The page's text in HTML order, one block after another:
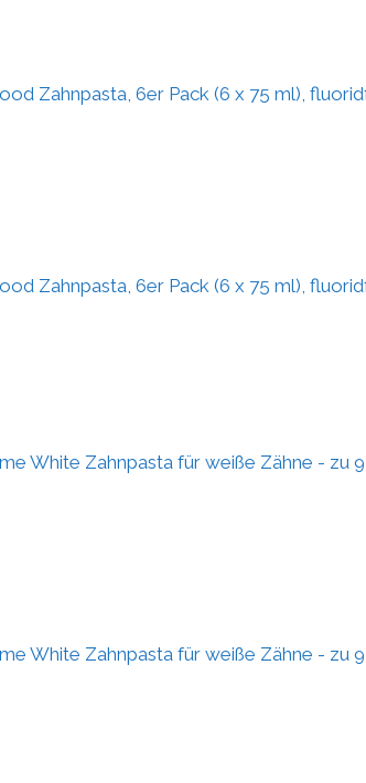
Zahnpasta, 6er Pack (6 x 75 ml),
Zahnpasta, 6er Pack (6 x 75 ml),
White Zahnpasta für weiße Zähne - zu
White Zahnpasta für weiße Zähne - zu